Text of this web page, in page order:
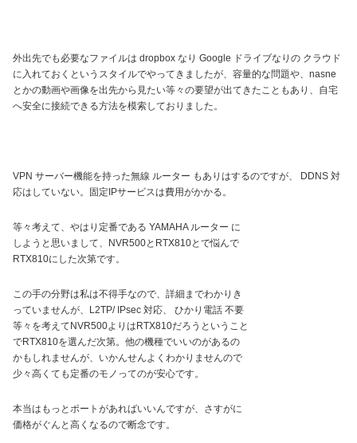
外出先でも必要なファイルは dropbox なり Google ドライブなりの クラウド
に入れておくというスタイルでやってきましたが、容量的な問題や、nasne
とかの動画や画像を出先から見たい等々の要望が出てきたこともあり、自宅
へ安全に接続できる方法を模索しておりました。
VPN サーバー機能を持った無線 ルーター もありはするのですが、 DDNS 対
応はしていない。固定IPサービスは費用がかかる。
等々考えて、やはり定番である YAMAHA ルーター に
しようと思いまして、NVR500とRTX810とで悩んで
RTX810にした次第です。
この手の分野は私は不得手なので、詳細までわかりき
っていませんが、L2TP/ IPsec 対応、 ひかり電話 不要
等々を考えてNVR500よりはRTX810だろうということ
でRTX810を選んだ次第。他の機種でいいのがあるの
かもしれませんが、いかんせんよくわかりませんので
少々高くても定番のモノってのが安心です。
本当はもっとポートがあればいいんですが、さすがに
価格がぐんと高くなるので断念です。